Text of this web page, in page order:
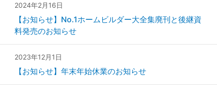
2024年2月16日
【お知らせ】No.1ホームビルダー大全集廃刊と後継資
料発売のお知らせ
2023年12月1日
【お知らせ】年末年始休業のお知らせ